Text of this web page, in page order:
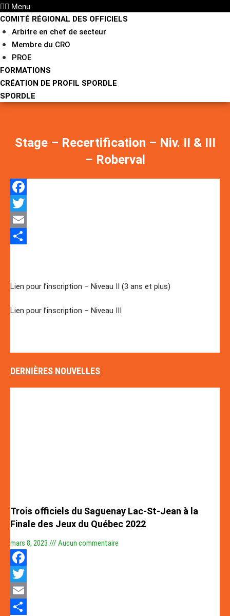
Menu
COMITÉ RÉGIONAL DES OFFICIELS
Arbitre en chef de secteur
Membre du CRO
PROE
FORMATIONS
CRÉATION DE PROFIL SPORDLE
SPORDLE
Stage – Recertification – Niv. II & III
– Roberval
Facebook
Twitter
Email
Lien pour l’inscription – Niveau II (3 ans et plus)
Lien pour l’inscription – Niveau III
DERNIÈRES NOUVELLES
Trois officiels du Saguenay Lac-St-Jean à la
Finale des Jeux du Québec 2022
mars 8, 2023 Aucun commentaire
Facebook
Twitter
Email